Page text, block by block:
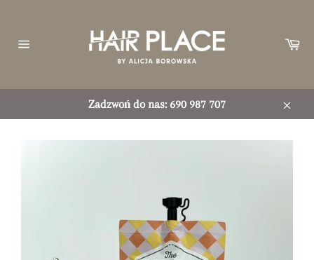
treści
Zadzwoń do nas: 690 987 707